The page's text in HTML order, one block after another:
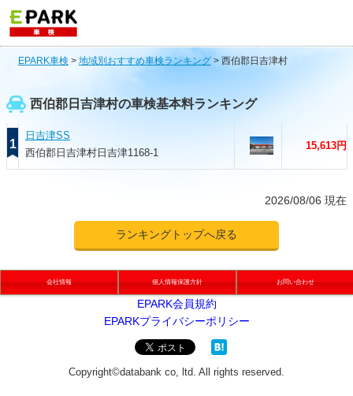
EPARK車検 > 地域別おすすめ車検ランキング> 西伯郡日吉津村
西伯郡日吉津村の車検基本料ランキング
1
日吉津SS
西伯郡日吉津村日吉津1168-1
15,613円
2026/08/06 現在
ランキングトップへ戻る
会社情報 個人情報保護方針 お問い合わせ